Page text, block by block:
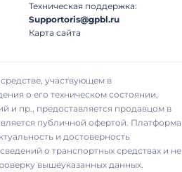
Техническая поддержка:
Supportoris@gpbl.ru
Карта сайта
участвующем в
о его техническом состоянии,
и пр., предоставляется продавцом в
публичной офертой. Платформа
и достоверность
о транспортных средствах и не
вышеуказанных данных.